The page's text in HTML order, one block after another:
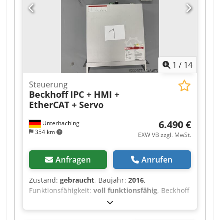
1 / 14
Unterhaching
354 km
Steuerung
Beckhoff IPC + HMI +
EtherCAT + Servo
6.490 €
EXW VB zzgl. MwSt.
Anfragen Anrufen
Zustand: gebraucht, Baujahr: 2016,
Funktionsfähigkeit: voll funktionsfähig, Beckhoff
Automatisierungspaket – C5102, CP2712, AX5203,
CX5020, EtherCAT I/O & TwinSAFE Beschreibung